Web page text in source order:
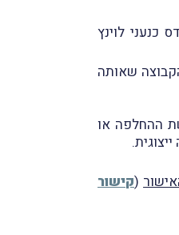
כנעני לוינץ
שאותה
ההחלפה או
(קישור